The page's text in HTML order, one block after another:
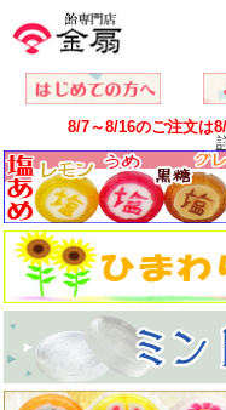
8/7～8/16のご注文は